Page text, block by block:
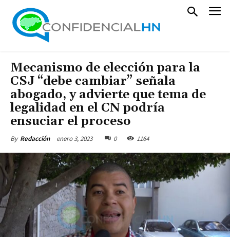
Mecanismo de elección para la
CSJ “debe cambiar” señala
abogado, y advierte que tema de
legalidad en el CN podría
ensuciar el proceso
By Redacción enero 3, 2023 0 1164